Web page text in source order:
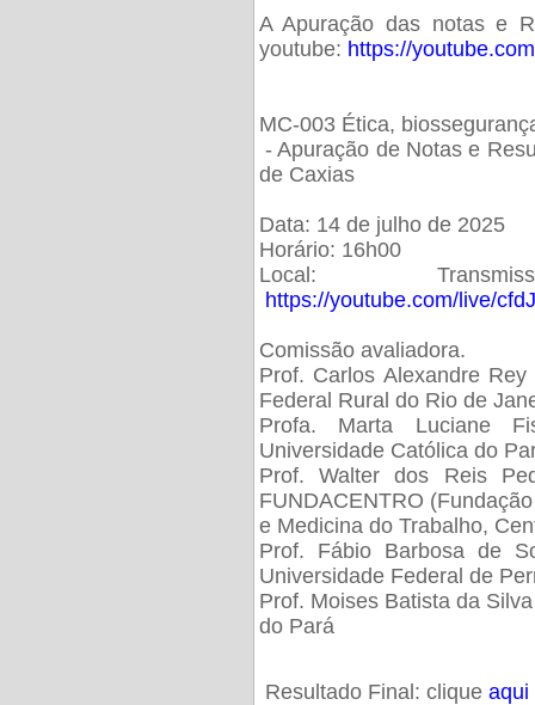
A Apuração das notas e
youtube: https://
MC-003 Ética,
- Apuração de Notas e
de Caxias
Data: 14 de julho de 2025
Horário: 16h00
Local:
https://youtube.com/live/
Comissão avaliadora.
Prof. Carlos Alexandre
Federal Rural do Rio de
Profa. Marta Luciane
Universidade Católica do
Prof. Walter dos Reis
FUNDACENTRO
e Medicina do Trabalho,
Prof. Fábio Barbosa de
Universidade Federal de
Prof. Moises Batista da
do Pará
Resultado Final: clique aqui